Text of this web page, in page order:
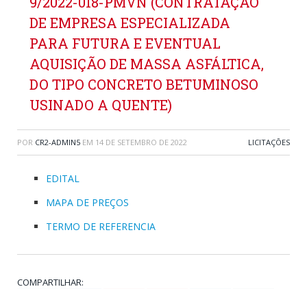
DE EMPRESA ESPECIALIZADA
PARA FUTURA E EVENTUAL
AQUISIÇÃO DE MASSA ASFÁLTICA,
DO TIPO CONCRETO BETUMINOSO
USINADO A QUENTE)
POR CR2-ADMIN5 EM 14 DE SETEMBRO DE 2022 LICITAÇÕES
EDITAL
MAPA DE PREÇOS
TERMO DE REFERENCIA
COMPARTILHAR: